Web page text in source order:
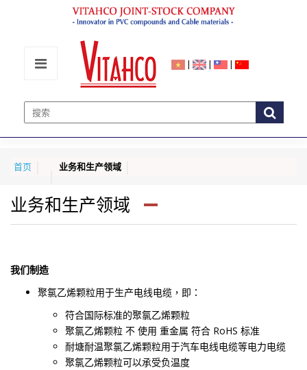
| | |
首页 业务和生产领域
业务和生产领域
我们制造
聚氯乙烯颗粒用于生产电线电缆，即：
符合国际标准的聚氯乙烯颗粒
聚氯乙烯颗粒 不 使用 重金属 符合 RoHS 标准
耐塘耐温聚氯乙烯颗粒用于汽车电线电缆等电力电缆
聚氯乙烯颗粒可以承受负温度